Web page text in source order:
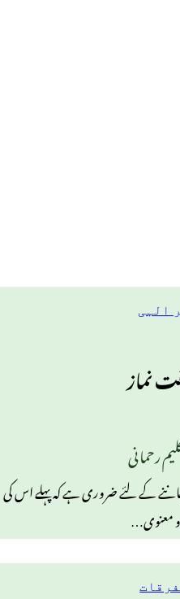
الہی
نماز
رحمانی
کے لئے ضروری ہے کہ پہلے اس کی
معنوی…